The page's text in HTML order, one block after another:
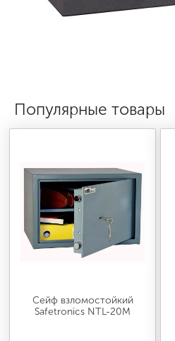
СТАЛЬНЫЕ ДВЕРИ
Популярные товары
Сейф взломостойкий
Safetronics NTL-20M